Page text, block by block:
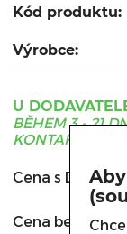
Kód produktu:
Výrobce:
U
BĚHEM 3 - 21
KONTAKTUJTE.
Cena s DPH:
Cena bez DPH: